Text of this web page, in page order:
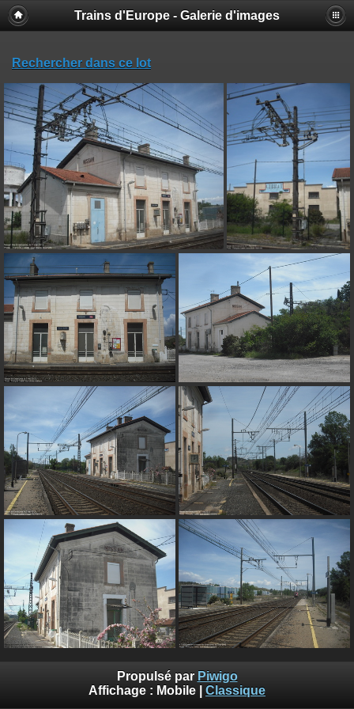
Trains d'Europe - Galerie d'images
Rechercher dans ce lot
Propulsé par Piwigo
Affichage : Mobile Classique